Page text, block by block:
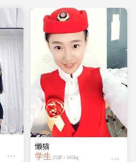
懒猫
学生 25岁 / 165kg